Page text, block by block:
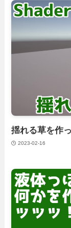
揺れる草を作
2023-02-16